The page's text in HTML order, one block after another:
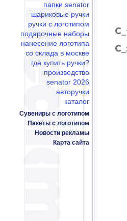
папки senator
шариковые ручки
ручки с логотипом
подарочные наборы
нанесение логотипа
со склада в москве
где купить ручки?
производство
senator 2026
авторучки
каталог
Сувениры с логотипом
Пакеты с логотипом
Новости рекламы
Карта сайта